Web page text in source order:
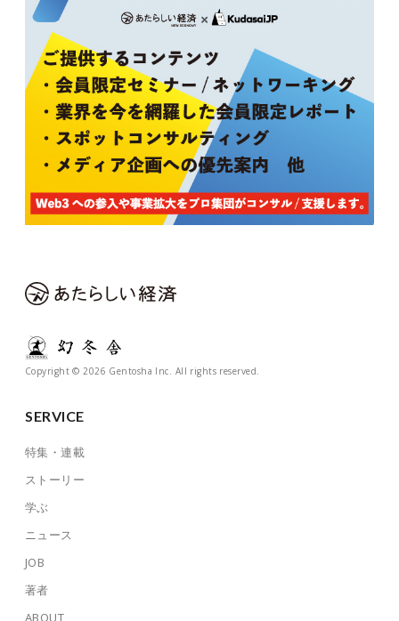
Copyright © 2026 Gentosha Inc. All rights reserved.
SERVICE
特集・連載
ストーリー
学ぶ
ニュース
JOB
著者